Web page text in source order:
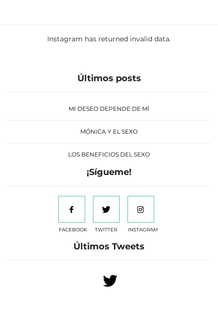
Instagram has returned invalid data.
Últimos posts
MI DESEO DEPENDE DE MÍ
MÓNICA Y EL SEXO
LOS BENEFICIOS DEL SEXO
¡Sígueme!
FACEBOOK TWITTER INSTAGRAM
Últimos Tweets